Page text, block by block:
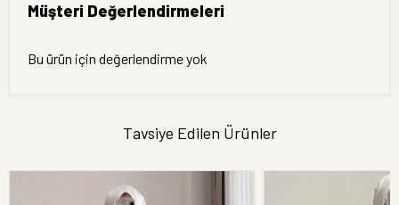
Müşteri Değerlendirmeleri
Bu ürün için değerlendirme yok
Tavsiye Edilen Ürünler